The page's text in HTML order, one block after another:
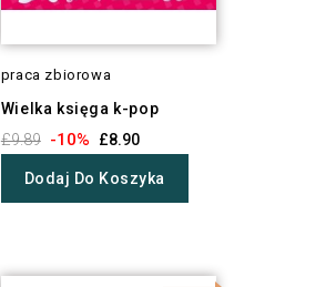
praca zbiorowa
Wielka księga k-pop
£9.89 -10% £8.90
Dodaj Do Koszyka